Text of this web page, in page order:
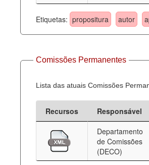
Agenda
Perguntas frequentes
Contato
Etiquetas: propositura autor
Comissões Permanentes
Lista das atuais Comissões
Recursos Responsável
Departamento
de Comissões
(DECO)